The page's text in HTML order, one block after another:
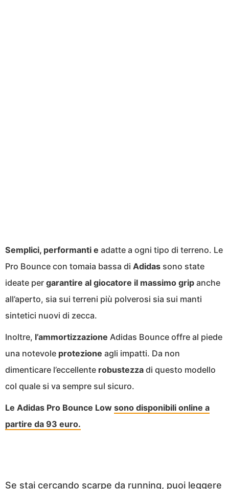
Semplici, performanti e adatte a ogni tipo di terreno. Le
Pro Bounce con tomaia bassa di Adidas sono state
ideate per garantire al giocatore il massimo grip anche
all’aperto, sia sui terreni più polverosi sia sui manti
sintetici nuovi di zecca.
Inoltre, l’ammortizzazione Adidas Bounce offre al piede
una notevole protezione agli impatti. Da non
dimenticare l’eccellente robustezza di questo modello
col quale si va sempre sul sicuro.
Le Adidas Pro Bounce Low sono disponibili online a
partire da 93 euro.
Se stai cercando scarpe da running, puoi leggere